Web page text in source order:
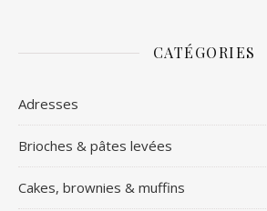
CATÉGORIES
Adresses
Brioches & pâtes levées
Cakes, brownies & muffins